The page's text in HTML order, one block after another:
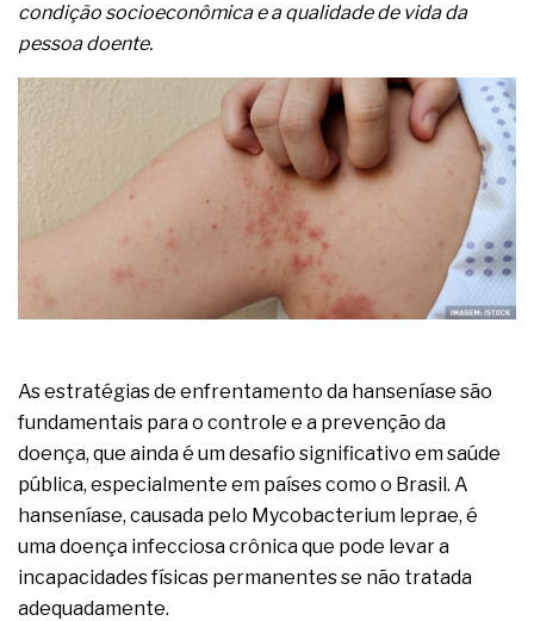
tentar criar uma reserva de mercado sobre as
NBR ISO
Os critérios médicos da síndrome metabólica
A prevenção clínica da coceira no ânus
Os sintomas clínicos do teratoma de ovário
O tratamento médico da síndrome da fadiga
As causas médicas da queda dos cabelos ou
calvície
Quando a gestão é o obstáculo para o resultado
Os procedimentos para a inspeção em estruturas
O desenvolvimento de indicadores nas atividades
de governança das organizações
O desenho industrial ganha espaço como
estratégia competitiva nas empresas
materiais cimentícios com fibra de vidro
A próxima vantagem competitiva não está no
modelo de IA
A IA elevou a régua do comprador B2B e a venda
condição socioeconômica e a qualidade de vida da
pessoa doente.
As estratégias de enfrentamento da hanseníase são
fundamentais para o controle e a prevenção da
doença, que ainda é um desafio significativo em saúde
pública, especialmente em países como o Brasil. A
hanseníase, causada pelo Mycobacterium leprae, é
uma doença infecciosa crônica que pode levar a
incapacidades físicas permanentes se não tratada
adequadamente.